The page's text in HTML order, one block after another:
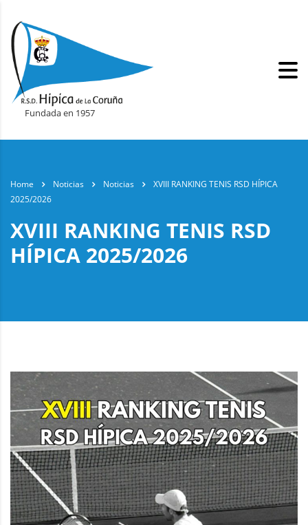
Fundada en 1957
Home Noticias Noticias
XVIII RANKING TENIS RSD HÍPICA
2025/2026
XVIII RANKING TENIS RSD
HÍPICA 2025/2026